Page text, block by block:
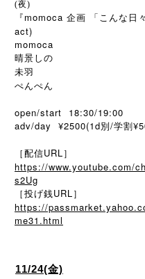
(夜)
『momoca 企画 「こんな日
act)
momoca
晴景しの
未羽
ぺんぺん
open/start 18:30/19:00
adv/day ¥2500(1d別/学割
［配信URL］
https://www.youtube.com/
s2Ug
［投げ銭URL］
https://
me31.html
11/24(金)